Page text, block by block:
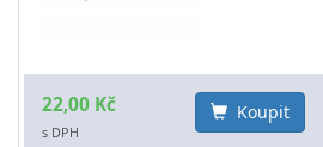
22,00 Kč
s DPH
Koupit